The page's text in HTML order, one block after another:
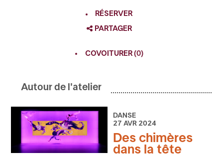
RÉSERVER
PARTAGER
COVOITURER(0)
Autour de l'atelier
DANSE
27 AVR 2024
Des chimères
dans la tête